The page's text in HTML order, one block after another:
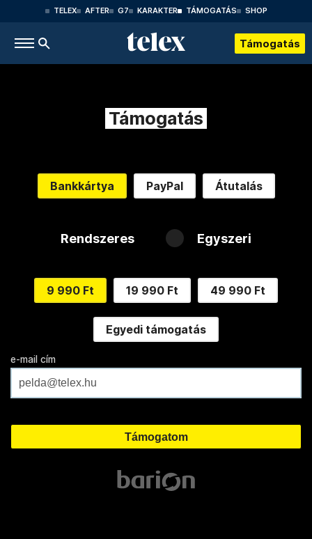
TELEX AFTER G7 KARAKTER TÁMOGATÁS SHOP
Támogatás
Támogatás
Bankkártya PayPal Átutalás
Rendszeres Egyszeri
9 990 Ft 19 990 Ft 49 990 Ft
Egyedi támogatás
e-mail cím